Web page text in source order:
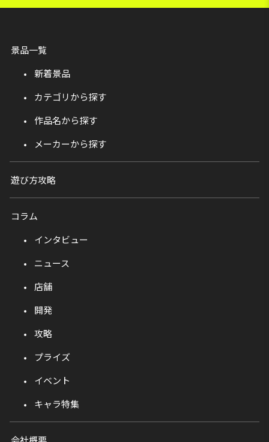
景品一覧
新着景品
カテゴリから探す
作品名から探す
メーカーから探す
遊び方攻略
コラム
インタビュー
ニュース
店舗
開発
攻略
プライズ
イベント
キャラ特集